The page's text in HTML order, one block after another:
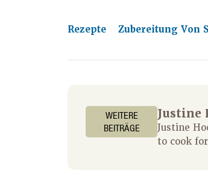
Rezepte Zubereitung Von
WEITERE
BEITRÄGE
Justine
Justine
to cook